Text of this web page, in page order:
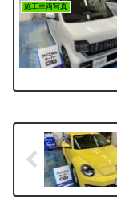
施工車両写真